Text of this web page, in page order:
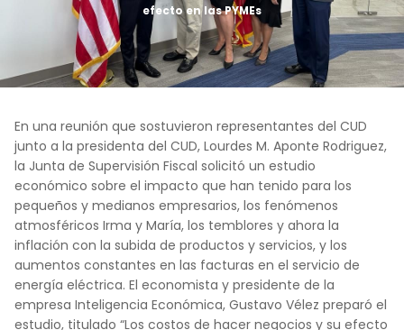
efecto en las PYMEs
En una reunión que sostuvieron representantes del CUD
junto a la presidenta del CUD, Lourdes M. Aponte Rodriguez,
la Junta de Supervisión Fiscal solicitó un estudio
económico sobre el impacto que han tenido para los
pequeños y medianos empresarios, los fenómenos
atmosféricos Irma y María, los temblores y ahora la
inflación con la subida de productos y servicios, y los
aumentos constantes en las facturas en el servicio de
energía eléctrica. El economista y presidente de la
empresa Inteligencia Económica, Gustavo Vélez preparó el
estudio, titulado “Los costos de hacer negocios y su efecto